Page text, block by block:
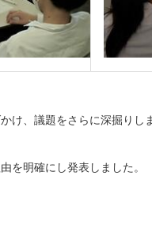
け、議題をさらに深掘りし
を明確にし発表しました。